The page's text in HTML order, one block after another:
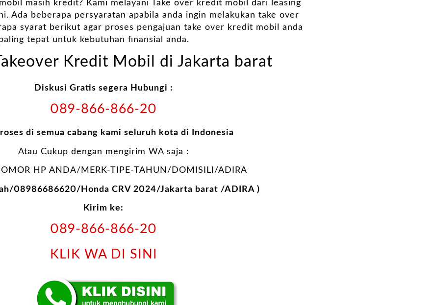
masih kredit? Kami melayani Take over kredit mobil dari leasing
Ada beberapa persyaratan apabila anda ingin melakukan take over
syarat berikut agar proses pengajuan take over kredit mobil anda
tepat untuk kebutuhan finansial anda.
Kredit Mobil di Jakarta barat
Diskusi Gratis segera Hubungi :
089-866-866-20
di semua cabang kami seluruh kota di Indonesia
Atau Cukup dengan mengirim WA saja :
HP ANDA/MERK-TIPE-TAHUN/DOMISILI/ADIRA
08986686620/Honda CRV 2024/Jakarta barat /ADIRA )
Kirim ke:
089-866-866-20
KLIK WA DI SINI